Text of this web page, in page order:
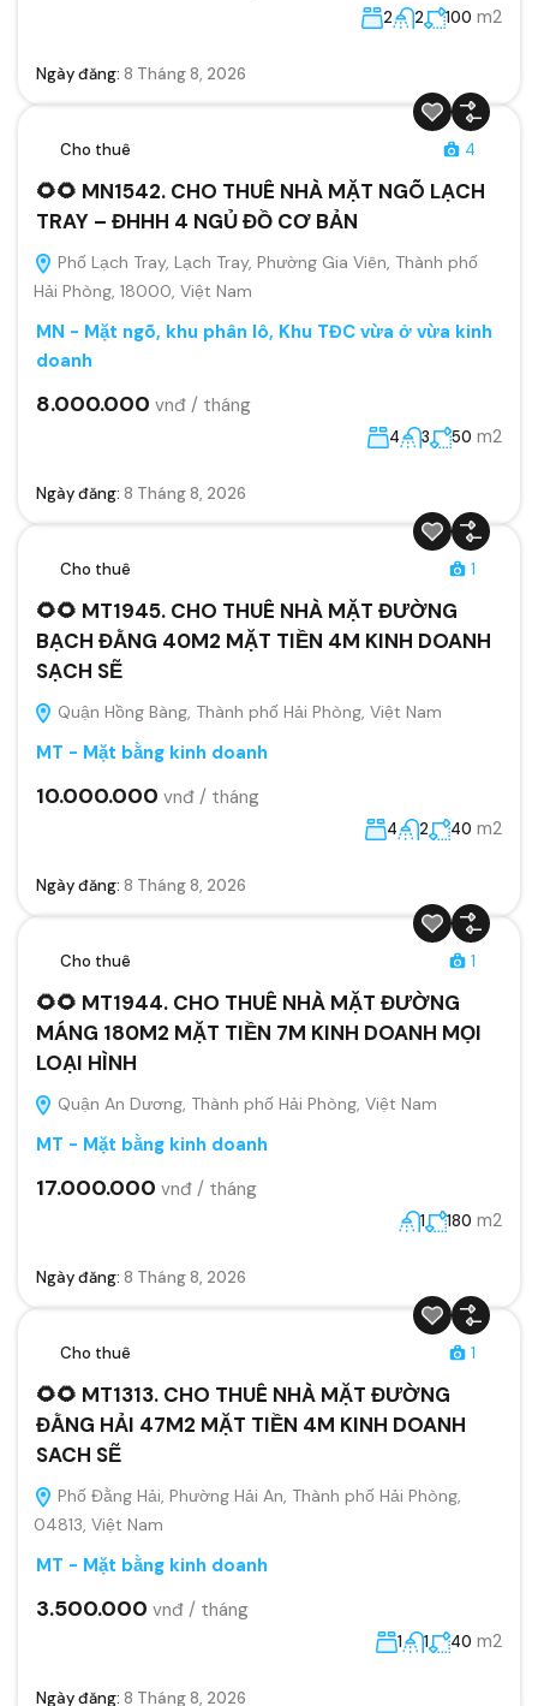
2 2 100 m2
Ngày đăng: 8 Tháng 8, 2026
Cho thuê 4
🌻🌻 MN1542. CHO THUÊ NHÀ MẶT NGÕ LẠCH
TRAY – ĐHHH 4 NGỦ ĐỒ CƠ BẢN
Phố Lạch Tray, Lạch Tray, Phường Gia Viên, Thành phố
Hải Phòng, 18000, Việt Nam
MN - Mặt ngõ, khu phân lô, Khu TĐC vừa ở vừa kinh
doanh
8.000.000 vnđ / tháng
4 3 50 m2
Ngày đăng: 8 Tháng 8, 2026
Cho thuê 1
🌻🌻 MT1945. CHO THUÊ NHÀ MẶT ĐƯỜNG
BẠCH ĐẰNG 40M2 MẶT TIỀN 4M KINH DOANH
SẠCH SẼ
Quận Hồng Bàng, Thành phố Hải Phòng, Việt Nam
MT - Mặt bằng kinh doanh
10.000.000 vnđ / tháng
4 2 40 m2
Ngày đăng: 8 Tháng 8, 2026
Cho thuê 1
🌻🌻 MT1944. CHO THUÊ NHÀ MẶT ĐƯỜNG
MÁNG 180M2 MẶT TIỀN 7M KINH DOANH MỌI
LOẠI HÌNH
Quận An Dương, Thành phố Hải Phòng, Việt Nam
MT - Mặt bằng kinh doanh
17.000.000 vnđ / tháng
1 180 m2
Ngày đăng: 8 Tháng 8, 2026
Cho thuê 1
🌻🌻 MT1313. CHO THUÊ NHÀ MẶT ĐƯỜNG
ĐẰNG HẢI 47M2 MẶT TIỀN 4M KINH DOANH
SACH SẼ
Phố Đằng Hải, Phường Hải An, Thành phố Hải Phòng,
04813, Việt Nam
MT - Mặt bằng kinh doanh
3.500.000 vnđ / tháng
1 1 40 m2
Ngày đăng: 8 Tháng 8, 2026